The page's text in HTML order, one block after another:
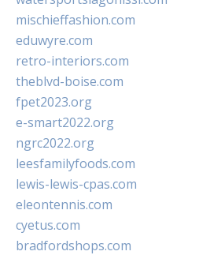
mischieffashion.com
eduwyre.com
retro-interiors.com
theblvd-boise.com
fpet2023.org
e-smart2022.org
ngrc2022.org
leesfamilyfoods.com
lewis-lewis-cpas.com
eleontennis.com
cyetus.com
bradfordshops.com